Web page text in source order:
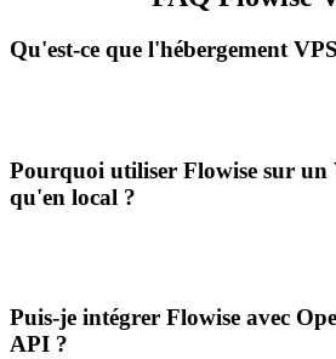
Qu'est-ce que l'hébergement
Pourquoi utiliser Flowise sur un
qu'en local ?
Puis-je intégrer Flowise avec
API ?